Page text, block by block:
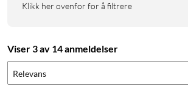
Klikk her ovenfor for å filtrere
Viser 3 av 14 anmeldelser
Relevans